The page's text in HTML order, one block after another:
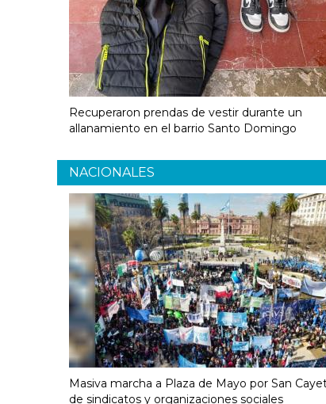
Recuperaron prendas de vestir durante un
allanamiento en el barrio Santo Domingo
NACIONALES
Masiva marcha a Plaza de Mayo por San
de sindicatos y organizaciones sociales